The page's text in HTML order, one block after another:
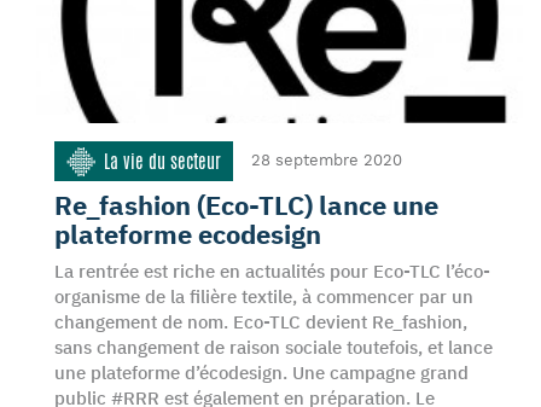
La vie du secteur 28 septembre 2020
Re_fashion (Eco-TLC) lance une
plateforme ecodesign
La rentrée est riche en actualités pour Eco-TLC l’éco-
organisme de la filière textile, à commencer par un
changement de nom. Eco-TLC devient Re_fashion,
sans changement de raison sociale toutefois, et lance
une plateforme d’écodesign. Une campagne grand
public #RRR est également en préparation. Le